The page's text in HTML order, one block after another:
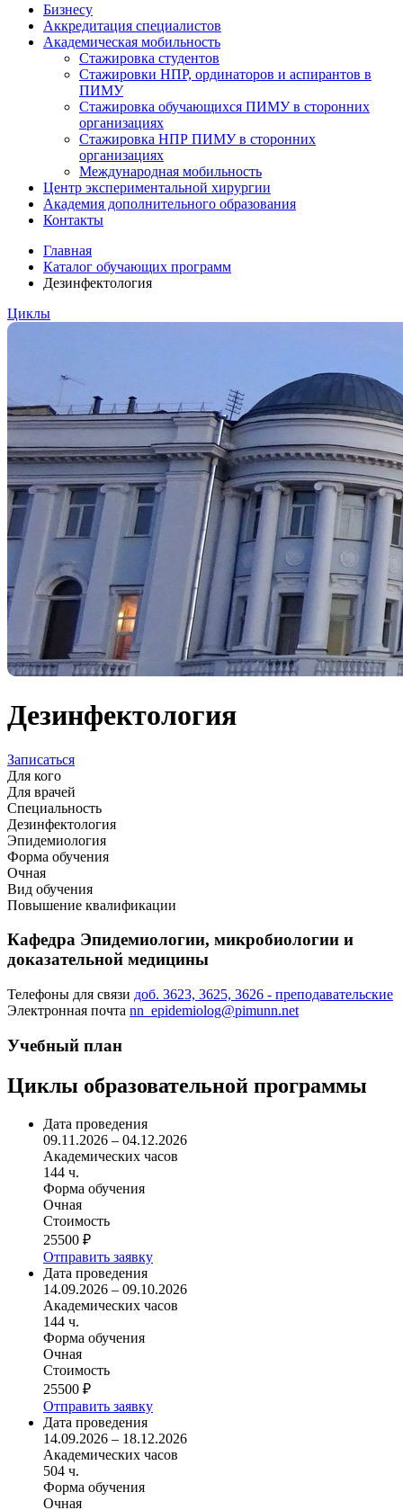
Бизнесу
Аккредитация специалистов
Академическая мобильность
Стажировка студентов
Стажировки НПР, ординаторов и аспирантов в
ПИМУ
Стажировка обучающихся ПИМУ в сторонних
организациях
Стажировка НПР ПИМУ в сторонних
организациях
Международная мобильность
Центр экспериментальной хирургии
Академия дополнительного образования
Контакты
Главная
Каталог обучающих программ
Дезинфектология
Циклы
Дезинфектология
Записаться
Для кого
Для врачей
Специальность
Дезинфектология
Эпидемиология
Форма обучения
Очная
Вид обучения
Повышение квалификации
Кафедра Эпидемиологии, микробиологии и
доказательной медицины
Телефоны для связи доб. 3623, 3625, 3626 - преподавательские
Электронная почта nn_epidemiolog@pimunn.net
Учебный план
Циклы образовательной программы
Дата проведения
09.11.2026 – 04.12.2026
Академических часов
144 ч.
Форма обучения
Очная
Стоимость
25500 ₽
Отправить заявку
Дата проведения
14.09.2026 – 09.10.2026
Академических часов
144 ч.
Форма обучения
Очная
Стоимость
25500 ₽
Отправить заявку
Дата проведения
14.09.2026 – 18.12.2026
Академических часов
504 ч.
Форма обучения
Очная